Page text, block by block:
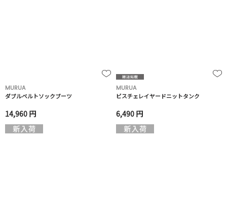
MURUA
ダブルベルトソックブーツ
14,960 円
MURUA
ビスチェレイヤードニットタンク
6,490 円